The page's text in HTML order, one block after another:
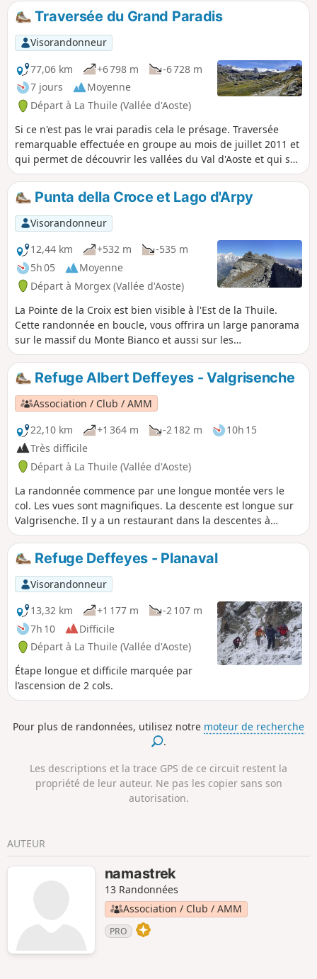
Traversée du Grand Paradis
Visorandonneur
77,06 km
+6 798 m
-6 728 m
7 jours
Moyenne
Départ à La Thuile (Vallée d'Aoste)
Si ce n'est pas le vrai paradis cela le présage. Traversée
remarquable effectuée en groupe au mois de juillet 2011 et
qui permet de découvrir les vallées du Val d'Aoste et qui se
termine par un sentier balcon sur le sommet du Grand
Paradis.Punta della Croce et Lago d'Arpy
Visorandonneur
12,44 km
+532 m
-535 m
5h 05
Moyenne
Départ à Morgex (Vallée d'Aoste)
La Pointe de la Croix est bien visible à l'Est de la Thuile.
Cette randonnée en boucle, vous offrira un large panorama
sur le massif du Monte Bianco et aussi sur les
sommets (4000) de la frontière italo-suisse, en particulier le
Cervinio facilement reconnaissable. Le retour se fait par le
Lac d'Arpy, très fréquenté.
Refuge Albert Deffeyes - Valgrisenche
Association / Club / AMM
22,10 km
+1 364 m -2 182 m
10h 15
Très difficile
Départ à La Thuile (Vallée d'Aoste)
La randonnée commence par une longue montée vers le
col. Les vues sont magnifiques. La descente est longue sur
Valgrisenche. Il y a un restaurant dans la descentes à
Planaval, qui est tenu par des jeunes qui ont repris le
business de leurs parents. Il permet de passer un moment
sympathique en attendant la fin de la randonnée dans le
fond de la vallée.
Refuge Deffeyes - Planaval
Visorandonneur
13,32 km
+1 177 m
-2 107 m
7h 10
Difficile
Départ à La Thuile (Vallée d'Aoste)
Étape longue et difficile marquée par
l’ascension de 2 cols.
Pour plus de randonnées, utilisez notre moteur de recherche
.
Les descriptions et la trace GPS de ce circuit restent la
propriété de leur auteur. Ne pas les copier sans son
autorisation.
AUTEUR
namastrek
13 Randonnées
Association / Club / AMM
PRO